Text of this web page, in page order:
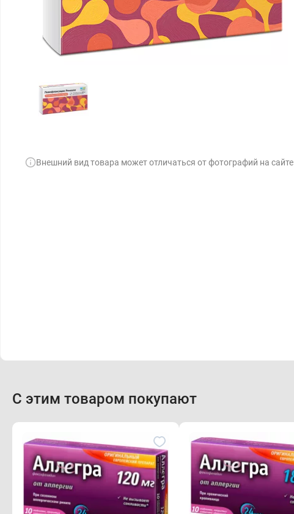
Внешний вид товара может отличаться от фотографий на сайте
С этим товаром покупают